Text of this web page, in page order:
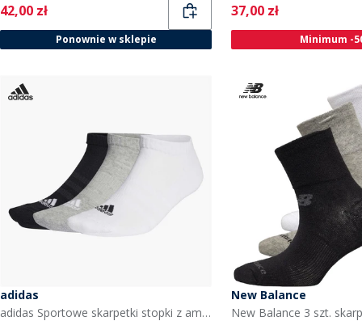
Current
42,00 zł
Ponownie w sklepie
Current
37,00 zł
Minimum -
adidas
adidas Sportowe skarpetki stopki z amortyzacją w 3-pakach kolor Grey Heather/Biały/Czarny
New Balance